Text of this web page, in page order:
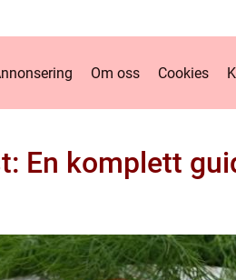
Om oss Cookies
En komplett